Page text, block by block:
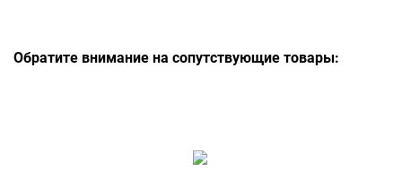
Обратите внимание на сопутствующие товары: